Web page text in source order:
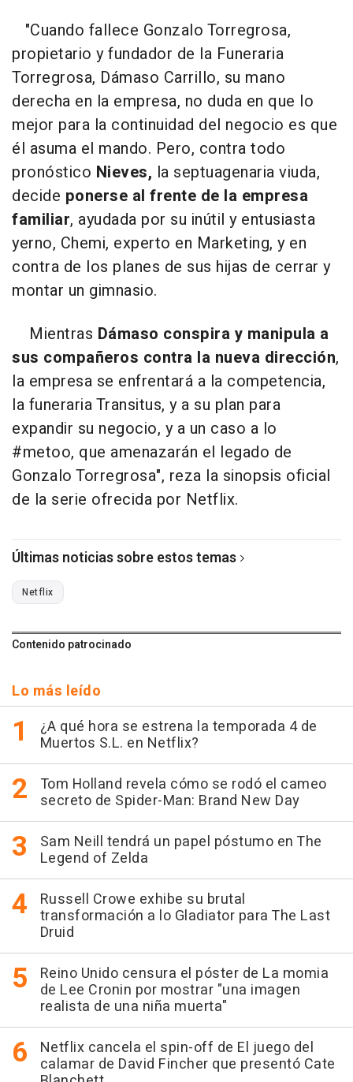
"Cuando fallece Gonzalo Torregrosa,
propietario y fundador de la Funeraria
Torregrosa, Dámaso Carrillo, su mano
derecha en la empresa, no duda en que lo
mejor para la continuidad del negocio es que
él asuma el mando. Pero, contra todo
pronóstico Nieves, la septuagenaria viuda,
decide ponerse al frente de la empresa
familiar, ayudada por su inútil y entusiasta
yerno, Chemi, experto en Marketing, y en
contra de los planes de sus hijas de cerrar y
montar un gimnasio.
Mientras Dámaso conspira y manipula a
sus compañeros contra la nueva dirección,
la empresa se enfrentará a la competencia,
la funeraria Transitus, y a su plan para
expandir su negocio, y a un caso a lo
#metoo, que amenazarán el legado de
Gonzalo Torregrosa", reza la sinopsis oficial
de la serie ofrecida por Netflix.
Últimas noticias sobre estos temas
Netflix
Contenido patrocinado
Lo más leído
¿A qué hora se estrena la temporada 4 de
Muertos S.L. en Netflix?
Tom Holland revela cómo se rodó el cameo
secreto de Spider-Man: Brand New Day
Sam Neill tendrá un papel póstumo en The
Legend of Zelda
Russell Crowe exhibe su brutal
transformación a lo Gladiator para The Last
Druid
Reino Unido censura el póster de La momia
de Lee Cronin por mostrar "una imagen
realista de una niña muerta"
Netflix cancela el spin-off de El juego del
calamar de David Fincher que presentó Cate